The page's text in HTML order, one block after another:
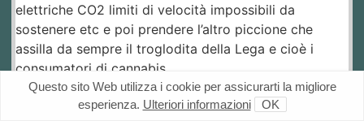
elettriche CO2 limiti di velocità impossibili da
sostenere etc e poi prendere l’altro piccione che
assilla da sempre il troglodita della Lega e cioè i
consumatori di cannabis.
Questo sito Web utilizza i cookie per assicurarti la migliore
esperienza. Ulteriori informazioni OK